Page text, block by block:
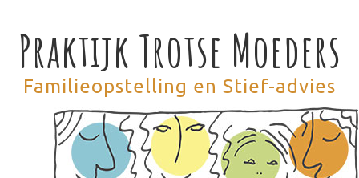
Praktijk Trotse Moeders
Familieopstelling en Stief-advies